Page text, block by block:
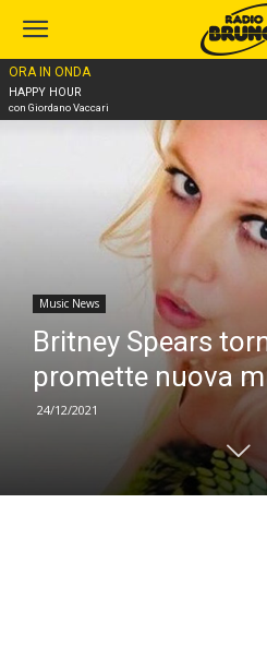
ORA IN ONDA
HAPPY HOUR
con Giordano Vaccari
Home
Music News
Britney Spears
promette nuova
24/12/2021